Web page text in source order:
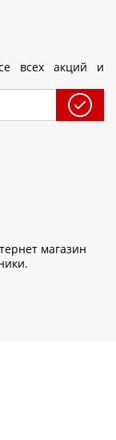
всех акций и
магазин